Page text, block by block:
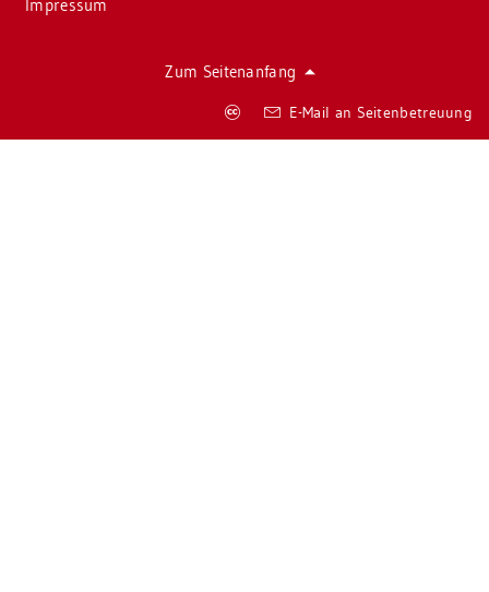
Im­pres­sum
Zum Sei­ten­an­fang
E-Mail an Sei­ten­be­treu­ung
Co­